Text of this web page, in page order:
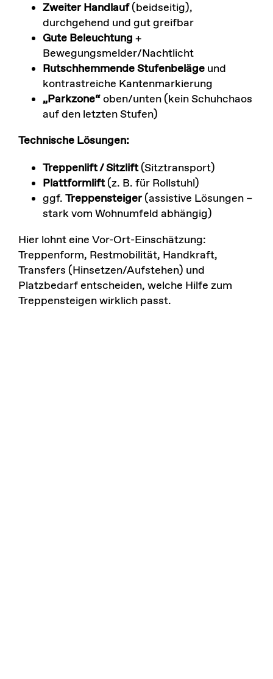
Zweiter Handlauf(beidseitig),
durchgehend und gut greifbar
Gute Beleuchtung +
Bewegungsmelder/Nachtlicht
Rutschhemmende Stufenbelägeund
kontrastreiche Kantenmarkierung
„Parkzone“oben/unten (kein Schuhchaos
auf den letzten Stufen)
Technische Lösungen:
Treppenlift / Sitzlift(Sitztransport)
Plattformlift(z. B. für Rollstuhl)
ggf. Treppensteiger(assistive Lösungen –
stark vom Wohnumfeld abhängig)
Hier lohnt eine Vor-Ort-Einschätzung:
Treppenform, Restmobilität, Handkraft,
Transfers (Hinsetzen/Aufstehen) und
Platzbedarf entscheiden, welche Hilfe zum
Treppensteigen wirklich passt.